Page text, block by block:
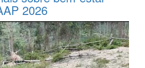
2026